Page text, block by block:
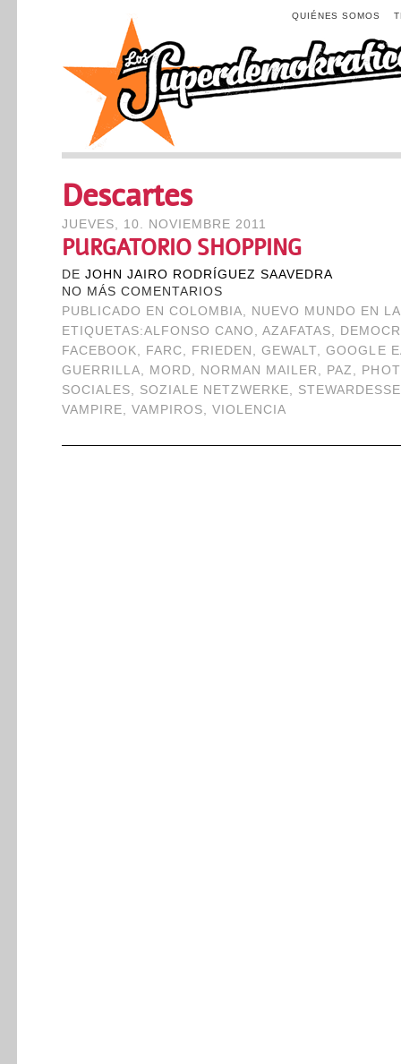
QUIÉNES SOMOS
Descartes
JUEVES, 10. NOVIEMBRE 2011
PURGATORIO SHOPPING
DE JOHN JAIRO RODRÍGUEZ SAAVEDRA
NO MÁS COMENTARIOS
PUBLICADO EN COLOMBIA, NUEVO MUNDO EN
ETIQUETAS:ALFONSO CANO ,AZAFATAS,
FACEBOOK, FARC, FRIEDEN ,GEWALT,GOOGLE
GUERRILLA, MORD, NORMAN MAILER , PAZ ,
SOCIALES, SOZIALE NETZWERKE,
VAMPIRE, VAMPIROS, VIOLENCIA